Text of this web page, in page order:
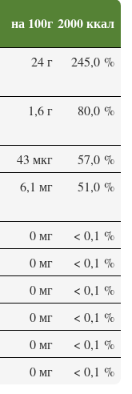
на 100г 2000 ккал
24 г 245,0 %
1,6 г 80,0 %
43 мкг
57,0 %
6,1 мг 51,0 %
0 мг
< 0,1 %
0 мг
< 0,1 %
0 мг
< 0,1 %
0 мг
< 0,1 %
0 мг
< 0,1 %
0 мг < 0,1 %